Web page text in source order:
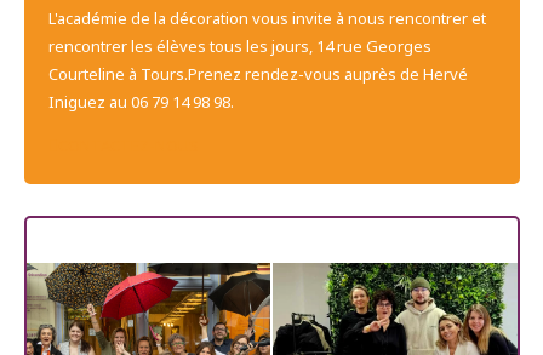
L'académie de la décoration vous invite à nous rencontrer et
rencontrer les élèves tous les jours, 14 rue Georges
Courteline à Tours.Prenez rendez-vous auprès de Hervé
Iniguez au 06 79 14 98 98.